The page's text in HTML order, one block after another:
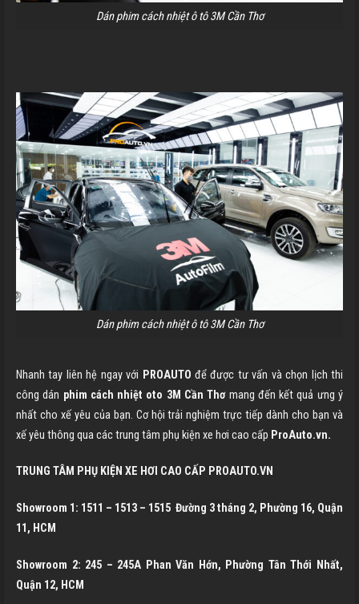
Dán phim cách nhiệt ô tô 3M Cần Thơ
Dán phim cách nhiệt ô tô 3M Cần Thơ
Nhanh tay liên hệ ngay với PROAUTO để được tư vấn và chọn lịch thi
công dán phim cách nhiệt oto 3M Cần Thơ mang đến kết quả ưng ý
nhất cho xế yêu của bạn. Cơ hội trải nghiệm trực tiếp dành cho bạn và
xế yêu thông qua các trung tâm phụ kiện xe hơi cao cấp ProAuto.vn.
TRUNG TÂM PHỤ KIỆN XE HƠI CAO CẤP PROAUTO.VN
Showroom 1: 1511 – 1513 – 1515 Đường 3 tháng 2, Phường 16, Quận
11, HCM
Showroom 2: 245 – 245A Phan Văn Hớn, Phường Tân Thới Nhất,
Quận 12, HCM